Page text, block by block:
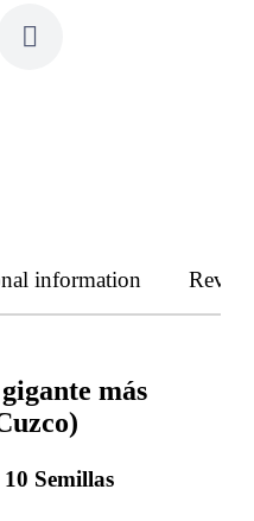
information
más
Semillas